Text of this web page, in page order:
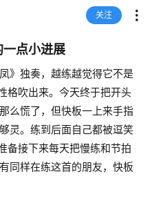
关注
点小进展
》独奏，越练越觉得它不是
格吹出来。今天终于把开头
么慌了，但快板一上来手指
灵。练到后面自己都被逗笑
备接下来每天把慢练和节拍
同样在练这首的朋友，快板